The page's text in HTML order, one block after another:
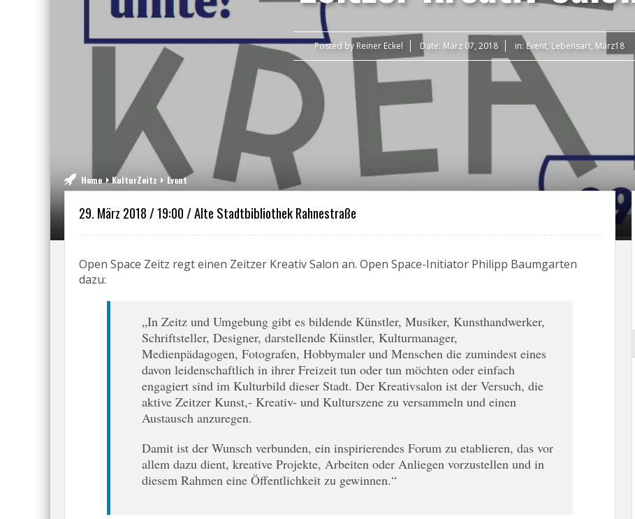
Posted by Reiner Eckel Date: März 07, 2018 in:Event, Lebensart, März18
Home KulturZeitz Event
29. März 2018 / 19:00 / Alte Stadtbibliothek Rahnestraße
Open Space Zeitz regt einen Zeitzer Kreativ Salon an. Open Space-Initiator Philipp Baumgarten
dazu:
„In Zeitz und Umgebung gibt es bildende Künstler, Musiker, Kunsthandwerker,
Schriftsteller, Designer, darstellende Künstler, Kulturmanager,
Medienpädagogen, Fotografen, Hobbymaler und Menschen die zumindest eines
davon leidenschaftlich in ihrer Freizeit tun oder tun möchten oder einfach
engagiert sind im Kulturbild dieser Stadt. Der Kreativsalon ist der Versuch, die
aktive Zeitzer Kunst,- Kreativ- und Kulturszene zu versammeln und einen
Austausch anzuregen.
Damit ist der Wunsch verbunden, ein inspirierendes Forum zu etablieren, das vor
allem dazu dient, kreative Projekte, Arbeiten oder Anliegen vorzustellen und in
diesem Rahmen eine Öffentlichkeit zu gewinnen.“